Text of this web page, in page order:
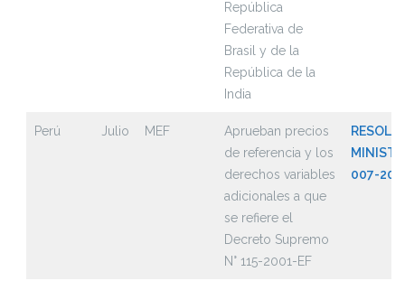
República
Federativa de
Brasil y de la
República de la
India
Perú Julio MEF
Aprueban precios
de referencia y los
derechos variables
adicionales a que
se refiere el
Decreto Supremo
N° 115-2001-EF
007-